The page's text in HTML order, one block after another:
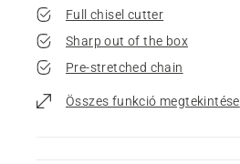
Full chisel cutter
Sharp out of the box
Pre-stretched chain
Összes funkció megtekintése